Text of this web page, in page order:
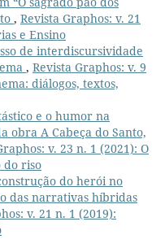
, Revista Graphos: v. 21
e Ensino
de interdiscursividade
, Revista Graphos: v. 9
diálogos, textos,
e o humor na
obra A Cabeça do Santo,
v. 23 n. 1 (2021): O
do riso
do herói no
das narrativas híbridas
v. 21 n. 1 (2019):